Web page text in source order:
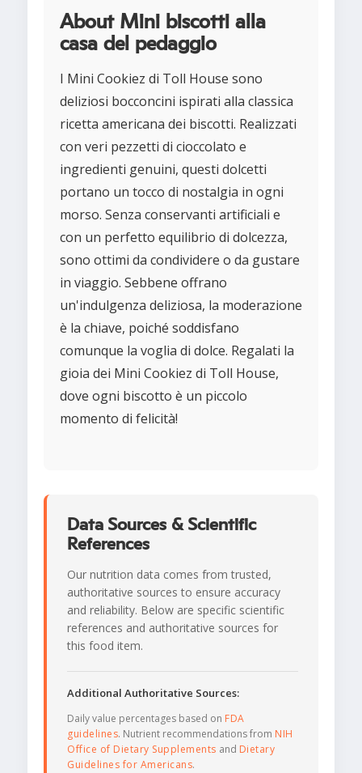
About Mini biscotti alla
casa del pedaggio
I Mini Cookiez di Toll House sono
deliziosi bocconcini ispirati alla classica
ricetta americana dei biscotti. Realizzati
con veri pezzetti di cioccolato e
ingredienti genuini, questi dolcetti
portano un tocco di nostalgia in ogni
morso. Senza conservanti artificiali e
con un perfetto equilibrio di dolcezza,
sono ottimi da condividere o da gustare
in viaggio. Sebbene offrano
un'indulgenza deliziosa, la moderazione
è la chiave, poiché soddisfano
comunque la voglia di dolce. Regalati la
gioia dei Mini Cookiez di Toll House,
dove ogni biscotto è un piccolo
momento di felicità!
Data Sources & Scientific
References
Our nutrition data comes from trusted,
authoritative sources to ensure accuracy
and reliability. Below are specific scientific
references and authoritative sources for
this food item.
Additional Authoritative Sources:
Daily value percentages based on FDA
guidelines. Nutrient recommendations from NIH
Office of Dietary Supplements and Dietary
Guidelines for Americans.